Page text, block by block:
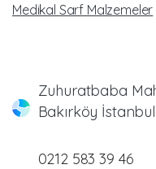
Medikal Sarf Malzemeler
Zuhuratbaba
Bakırköy İstanbul
0212 583 39 46